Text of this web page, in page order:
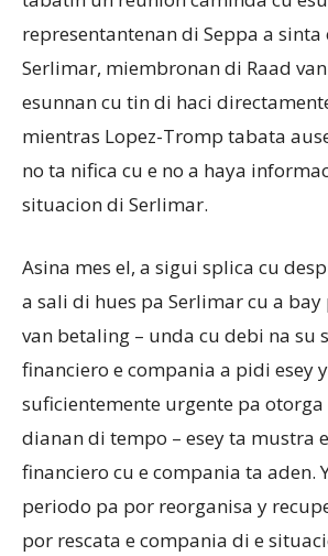
representantenan di Seppa a
Serlimar, miembronan di Raad
esunnan cu tin di haci
mientras Lopez-Tromp tabata
no ta nifica cu e no a haya
situacion di Serlimar.
Asina mes el, a sigui splica cu
a sali di hues pa Serlimar cu a bay
van betaling – unda cu debi na su
financiero e compania a pidi esey
suficientemente urgente pa
dianan di tempo – esey ta mustra
financiero cu e compania ta aden.
periodo pa por reorganisa y
por rescata e compania di e